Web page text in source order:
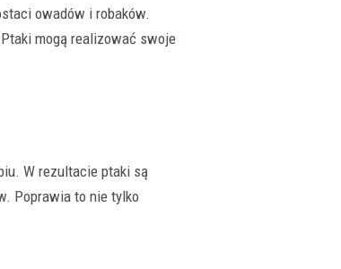
owadów i robaków.
mogą realizować swoje
W rezultacie ptaki są
Poprawia to nie tylko